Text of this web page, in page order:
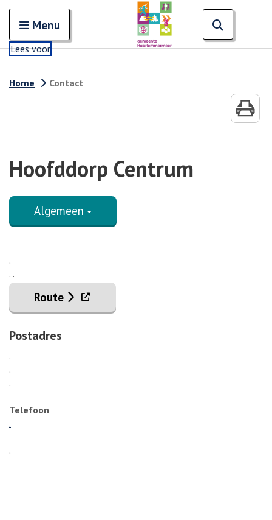
Open en sluit het
Menu
Lees voor
Home Contact
Hoofddorp Centrum
Algemeen
.
. .
Route . Externe link
Postadres
.
.
.
Telefoon
.
.